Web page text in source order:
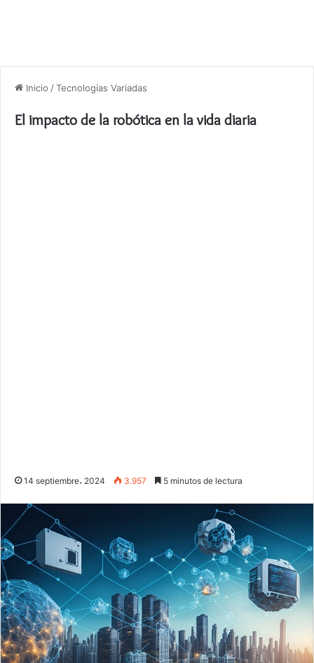
Inicio /Tecnologías Variadas
El impacto de la robótica en la vida diaria
14 septiembre، 2024 3.957 5 minutos de lectura